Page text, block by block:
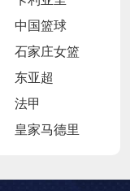
中国篮球
石家庄女篮
东亚超
法甲
皇家马德里